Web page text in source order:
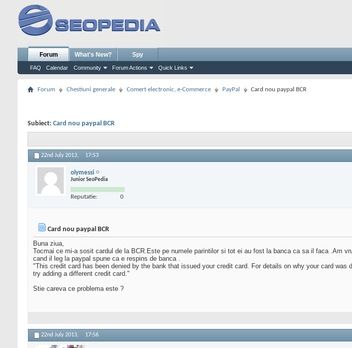
Forum
FAQ Calendar Community Forum Actions Quick Links
What's New? Spy
Forum Chestiuni generale Comert electronic, e-Commerce PayPal Card nou paypal BCR
Subiect: Card nou paypal BCR
22nd July 2013, 17:53
olymessi
Junior SeoPedia
Reputatie: 0
Card nou paypal BCR
Buna ziua,
Tocmai ce mi-a sosit cardul de la BCR.Este pe numele parintilor si tot ei au fost la banca ca sa il faca .Am
cand il leg la paypal spune ca e respins de banca .
"This credit card has been denied by the bank that issued your credit card. For details on why your card
try adding a different credit card."
Stie careva ce problema este ?
22nd July 2013, 17:56